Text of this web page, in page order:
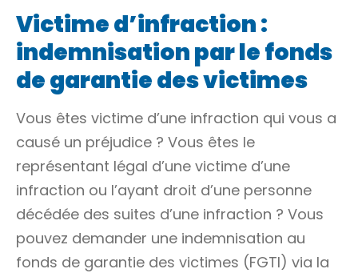
Victime d’infraction :
indemnisation par le fonds
de garantie des victimes
Vous êtes victime d’une infraction qui vous a
causé un préjudice ? Vous êtes le
représentant légal d’une victime d’une
infraction ou l’ayant droit d’une personne
décédée des suites d’une infraction ? Vous
pouvez demander une indemnisation au
fonds de garantie des victimes (FGTI) via la